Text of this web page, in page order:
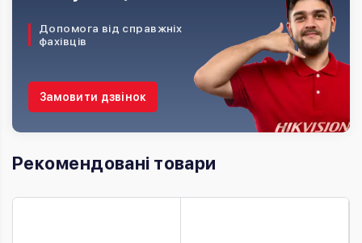
Допомога від справжніх
фахівців
Замовити дзвінок
Рекомендовані товари